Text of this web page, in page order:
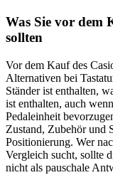
Was Sie vor dem
sollten
Vor dem Kauf des
Alternativen bei
Ständer ist enthalten,
ist enthalten, auch
Pedaleinheit
Zustand, Zubehör und
Positionierung. Wer
Vergleich sucht, sollte
nicht als pauschale